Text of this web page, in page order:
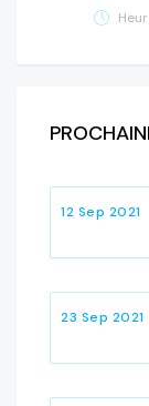
12 Sep 2021
23 Sep 2021